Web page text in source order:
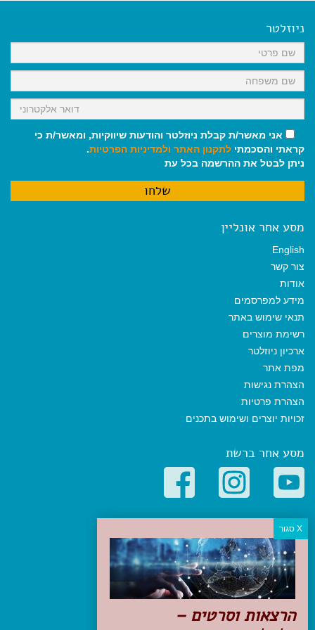
k
p
m
ניוזלטר
אני מאשר/ת קבלת ניוזלטר והודעות שיווקיות, ומאשר/ת כי
קראתי והסכמתי לתקנון האתר ולמדיניות הפרטיות.
ניתן לבטל את ההרשמה בכל עת
מסע אחר אונליין
English
צור קשר
אודות
מידע למפרסמים
תנאי שימוש באתר
רשימת מוצרים
ארכיון ניוזלטר
מפת אתר
הצהרת נגישות
הצהרת פרטיות
זכויות יוצרים ושימוש בתכנים
מסע אחר ברשת
קטגוריות פופולריות
יעדים
טיולים בישראל
מלונות בוטיק בישראל
טיפים והמלצות
הכנות לנסיעה
הרצאות וסרטים –